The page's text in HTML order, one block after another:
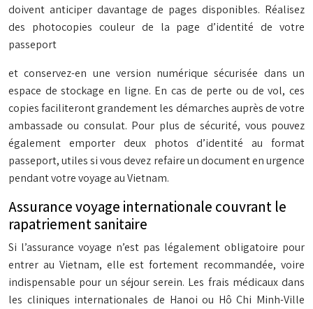
doivent anticiper davantage de pages disponibles. Réalisez
des photocopies couleur de la page d’identité de votre
passeport
et conservez-en une version numérique sécurisée dans un
espace de stockage en ligne. En cas de perte ou de vol, ces
copies faciliteront grandement les démarches auprès de votre
ambassade ou consulat. Pour plus de sécurité, vous pouvez
également emporter deux photos d’identité au format
passeport, utiles si vous devez refaire un document en urgence
pendant votre voyage au Vietnam.
Assurance voyage internationale couvrant le
rapatriement sanitaire
Si l’assurance voyage n’est pas légalement obligatoire pour
entrer au Vietnam, elle est fortement recommandée, voire
indispensable pour un séjour serein. Les frais médicaux dans
les cliniques internationales de Hanoi ou Hô Chi Minh-Ville